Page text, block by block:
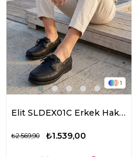
1
Elit SLDEX01C Erkek Hakiki Deri Casual Ayakkabı Siyah
₺1.539,00
₺2.569,90